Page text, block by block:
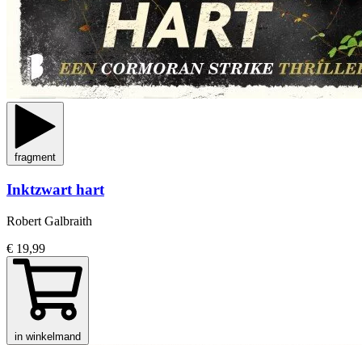
fragment
Inktzwart hart
Robert Galbraith
€ 19,99
in winkelmand